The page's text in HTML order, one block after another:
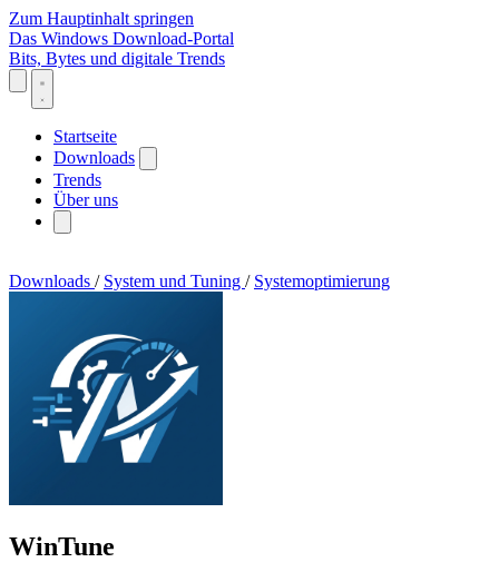
Zum Hauptinhalt springen
Das Windows Download-Portal
Bits, Bytes und digitale Trends
Startseite
Downloads
Trends
Über uns
Downloads / System und Tuning / Systemoptimierung
WinTune